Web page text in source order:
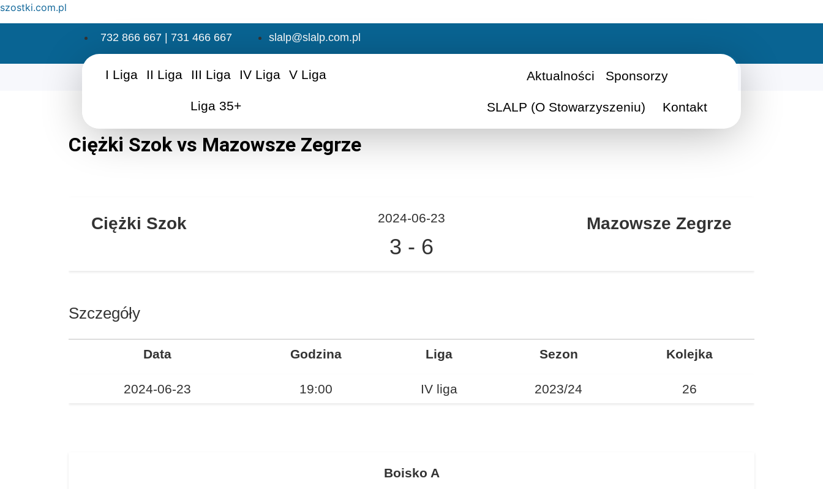
szostki.com.pl
732 866 667 | 731 466 667 slalp@slalp.com.pl
I Liga II Liga III Liga IV Liga V Liga
Liga 35+
Aktualności Sponsorzy
SLALP (O Stowarzyszeniu) Kontakt
Ciężki Szok vs Mazowsze Zegrze
Ciężki Szok Mazowsze Zegrze
2024-06-23
3 - 6
Szczegóły
Data Godzina Liga Sezon Kolejka
2024-06-23 19:00 IV liga 2023/24 26
Boisko A